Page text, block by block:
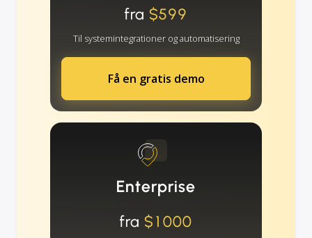
fra $599
Til systemintegrationer og automatisering
Få en gratis demo
Enterprise
fra $1000